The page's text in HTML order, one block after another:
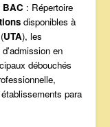
BAC : Répertoire
disponibles à
(UTA), les
en
débouchés
para